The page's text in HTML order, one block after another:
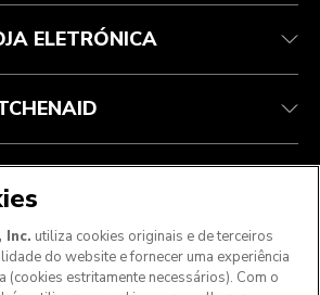
ELETRÓNICA
Inc. utiliza cookies originais e de terceiros
do website e fornecer uma experiência
(cookies estritamente necessários). Com o